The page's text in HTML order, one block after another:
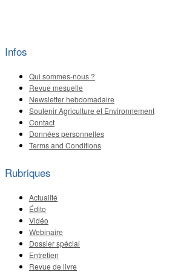
Infos
Qui sommes-nous ?
Revue mesuelle
Newsletter hebdomadaire
Soutenir Agriculture et Environnement
Contact
Données personnelles
Terms and Conditions
Rubriques
Actualité
Édito
Vidéo
Webinaire
Dossier spécial
Entretien
Revue de livre